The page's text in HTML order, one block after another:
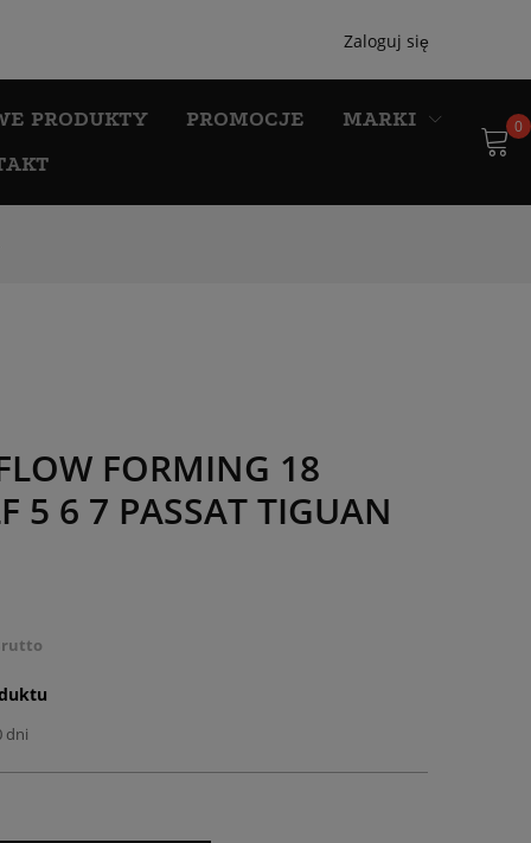
Zaloguj się
PRODUKTY PROMOCJE
MARKI
0
FORMING 18
5 6 7 PASSAT TIGUAN
dni